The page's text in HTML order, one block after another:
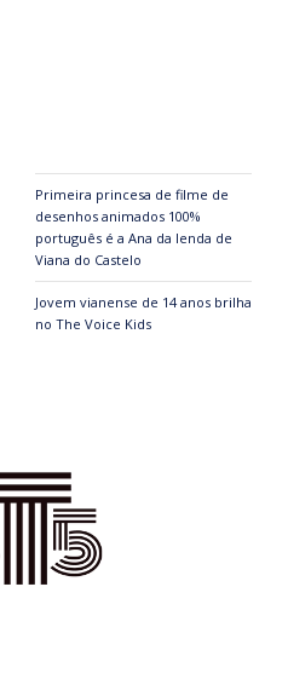
Primeira princesa de filme de
desenhos animados 100%
português é a Ana da lenda de
Viana do Castelo
Jovem vianense de 14 anos brilha
no The Voice Kids